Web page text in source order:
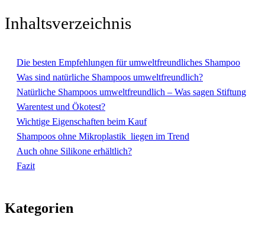
Inhaltsverzeichnis
Die besten Empfehlungen für umweltfreundliches Shampoo
Was sind natürliche Shampoos umweltfreundlich?
Natürliche Shampoos umweltfreundlich – Was sagen Stiftung
Warentest und Ökotest?
Wichtige Eigenschaften beim Kauf
Shampoos ohne Mikroplastik liegen im Trend
Auch ohne Silikone erhältlich?
Fazit
Kategorien